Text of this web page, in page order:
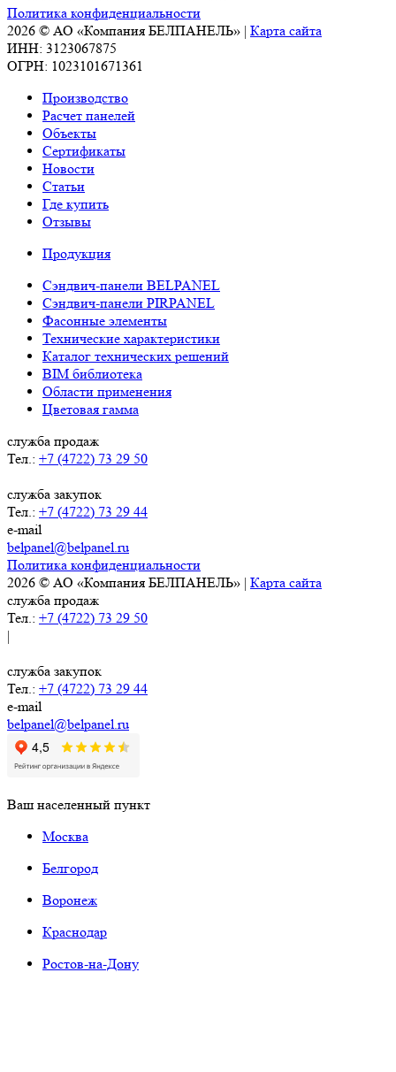
Политика конфиденциальности
2026 © АО «Компания БЕЛПАНЕЛЬ» | Карта сайта
ИНН: 3123067875
ОГРН: 1023101671361
Производство
Расчет панелей
Объекты
Сертификаты
Новости
Статьи
Где купить
Отзывы
Продукция
Сэндвич-панели BELPANEL
Сэндвич-панели PIRPANEL
Фасонные элементы
Технические характеристики
Каталог технических решений
BIM библиотека
Области применения
Цветовая гамма
служба продаж
Тел.: +7 (4722) 73 29 50
служба закупок
Тел.: +7 (4722) 73 29 44
e-mail
belpanel@belpanel.ru
Политика конфиденциальности
2026 © АО «Компания БЕЛПАНЕЛЬ» | Карта сайта
служба продаж
Тел.: +7 (4722) 73 29 50
|
служба закупок
Тел.: +7 (4722) 73 29 44
e-mail
belpanel@belpanel.ru
Ваш населенный пункт
Москва
Белгород
Воронеж
Краснодар
Ростов-на-Дону